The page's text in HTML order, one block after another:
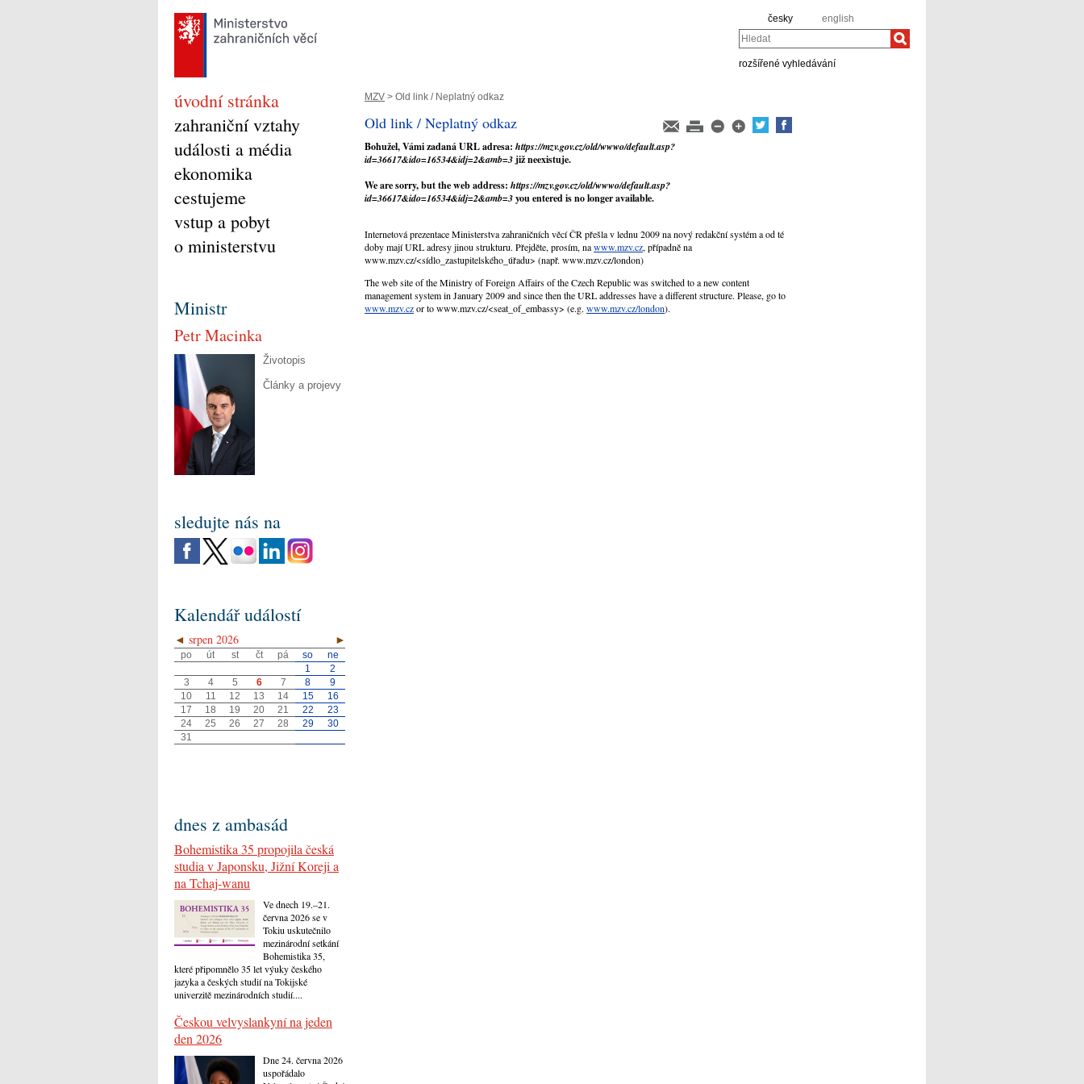
česky english
Hledat
rozšířené vyhledávání
MZV > Old link / Neplatný odkaz
Old link / Neplatný odkaz
Bohužel, Vámi zadaná URL adresa: https://mzv.gov.cz/old/wwwo/default.asp?
id=36617&ido=16534&idj=2&amb=3již neexistuje.
We are sorry, but the web address: https://mzv.gov.cz/old/wwwo/default.asp?
id=36617&ido=16534&idj=2&amb=3you entered is no longer available.
Internetová prezentace Ministerstva zahraničních věcí ČR přešla v lednu 2009 na nový redakční systém a od té
doby mají URL adresy jinou strukturu. Přejděte, prosím, nawww.mzv.cz, případně na
www.mzv.cz/<sídlo_zastupitelského_úřadu> (např. www.mzv.cz/london)
The web site of the Ministry of Foreign Affairs of the Czech Republic was switched to a new content
management system in January 2009 and since then the URL addresses have a different structure. Please, go to
www.mzv.czor to www.mzv.cz/<seat_of_embassy> (e.g. www.mzv.cz/london).
úvodní stránka
zahraniční vztahy
události a média
ekonomika
cestujeme
vstup a pobyt
o ministerstvu
Ministr
Petr Macinka
Životopis
Články a projevy
sledujte nás na
Kalendář událostí
◄ ►
srpen 2026
po út st čt pá so
ne
1
2
3
4 5 6 7 8
9
10
11 12 13 14 15
16
17
18 19 20 21 22
23
24
25 26 27 28 29
30
31
dnes z ambasád
Bohemistika 35 propojila česká
studia v Japonsku, Jižní Koreji a
na Tchaj-wanu
Ve dnech 19.–21.
června 2026 se v
Tokiu uskutečnilo
mezinárodní setkání
Bohemistika 35,
které připomnělo 35 let výuky českého
jazyka a českých studií na Tokijské
univerzitě mezinárodních studií....
Českou velvyslankyní na jeden
den 2026
Dne 24. června 2026
uspořádalo